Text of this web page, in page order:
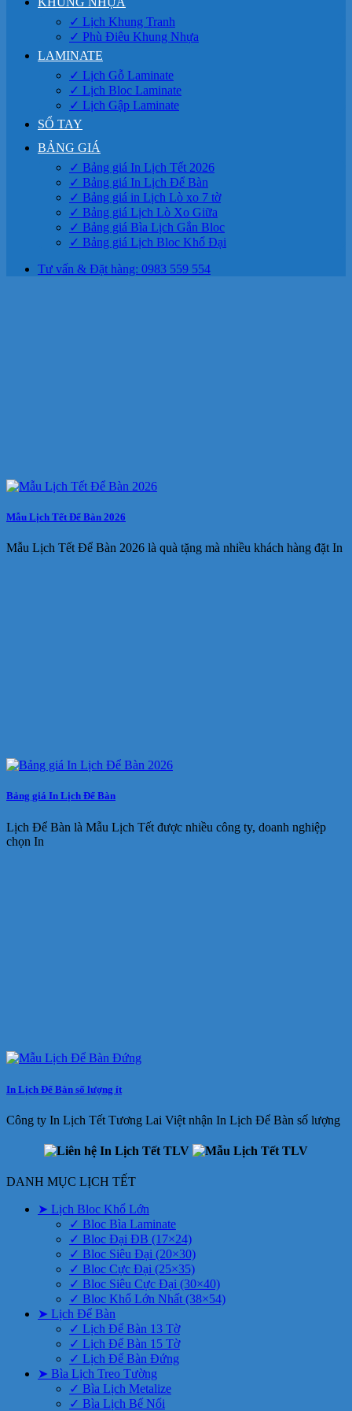
✓ Lịch Khung Tranh
✓ Phù Điêu Khung Nhựa
LAMINATE
✓ Lịch Gỗ Laminate
✓ Lịch Bloc Laminate
✓ Lịch Gập Laminate
SỔ TAY
BẢNG GIÁ
✓ Bảng giá In Lịch Tết 2026
✓ Bảng giá In Lịch Để Bàn
✓ Bảng giá in Lịch Lò xo 7 tờ
✓ Bảng giá Lịch Lò Xo Giữa
✓ Bảng giá Bìa Lịch Gắn Bloc
✓ Bảng giá Lịch Bloc Khổ Đại
Tư vấn & Đặt hàng: 0983 559 554
Mẫu Lịch Tết Để Bàn 2026
Mẫu Lịch Tết Để Bàn 2026 là quà tặng mà nhiều khách hàng đặt In
Bảng giá In Lịch Để Bàn
Lịch Để Bàn là Mẫu Lịch Tết được nhiều công ty, doanh nghiệp
chọn In
In Lịch Để Bàn số lượng ít
Công ty In Lịch Tết Tương Lai Việt nhận In Lịch Để Bàn số lượng
DANH MỤC LỊCH TẾT
➤ Lịch Bloc Khổ Lớn
✓ Bloc Bìa Laminate
✓ Bloc Đại ĐB (17×24)
✓ Bloc Siêu Đại (20×30)
✓ Bloc Cực Đại (25×35)
✓ Bloc Siêu Cực Đại (30×40)
✓ Bloc Khổ Lớn Nhất (38×54)
➤ Lịch Để Bàn
✓ Lịch Để Bàn 13 Tờ
✓ Lịch Để Bàn 15 Tờ
✓ Lịch Để Bàn Đứng
➤ Bìa Lịch Treo Tường
✓ Bìa Lịch Metalize
✓ Bìa Lịch Bế Nổi